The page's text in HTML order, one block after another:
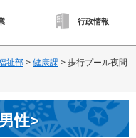
行政情報
祉部 > 健康課 > 歩行プール夜間
性>